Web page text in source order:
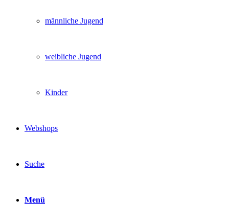
männliche Jugend
weibliche Jugend
Kinder
Webshops
Suche
Menü